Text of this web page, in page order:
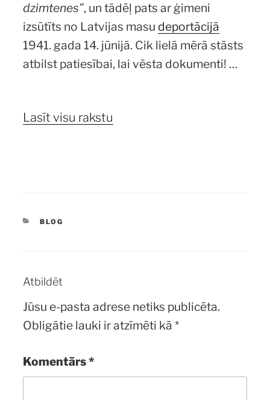
dzimtenes”, un tādēļ pats ar ģimeni
izsūtīts no Latvijas masu deportācijā
1941. gada 14. jūnijā. Cik lielā mērā stāsts
atbilst patiesībai, lai vēsta dokumenti! …
Lasīt visu rakstu
KATEGORIJAS
BLOG
Atbildēt
Jūsu e-pasta adrese netiks publicēta.
Obligātie lauki ir atzīmēti kā*
Komentārs*